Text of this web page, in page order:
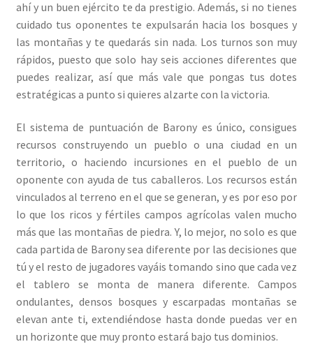
ahí y un buen ejército te da prestigio. Además, si no tienes
cuidado tus oponentes te expulsarán hacia los bosques y
las montañas y te quedarás sin nada. Los turnos son muy
rápidos, puesto que solo hay seis acciones diferentes que
puedes realizar, así que más vale que pongas tus dotes
estratégicas a punto si quieres alzarte con la victoria.
El sistema de puntuación de Barony es único, consigues
recursos construyendo un pueblo o una ciudad en un
territorio, o haciendo incursiones en el pueblo de un
oponente con ayuda de tus caballeros. Los recursos están
vinculados al terreno en el que se generan, y es por eso por
lo que los ricos y fértiles campos agrícolas valen mucho
más que las montañas de piedra. Y, lo mejor, no solo es que
cada partida de Barony sea diferente por las decisiones que
tú y el resto de jugadores vayáis tomando sino que cada vez
el tablero se monta de manera diferente. Campos
ondulantes, densos bosques y escarpadas montañas se
elevan ante ti, extendiéndose hasta donde puedas ver en
un horizonte que muy pronto estará bajo tus dominios.